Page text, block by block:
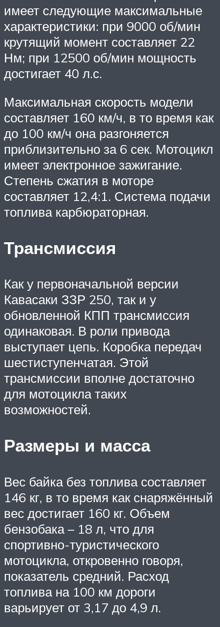
имеет следующие максимальные
характеристики: при 9000 об/мин
крутящий момент составляет 22
Нм; при 12500 об/мин мощность
достигает 40 л.с.
Максимальная скорость модели
составляет 160 км/ч, в то время как
до 100 км/ч она разгоняется
приблизительно за 6 сек. Мотоцикл
имеет электронное зажигание.
Степень сжатия в моторе
составляет 12,4:1. Система подачи
топлива карбюраторная.
Трансмиссия
Как у первоначальной версии
Кавасаки ЗЗР 250, так и у
обновленной КПП трансмиссия
одинаковая. В роли привода
выступает цепь. Коробка передач
шестиступенчатая. Этой
трансмиссии вполне достаточно
для мотоцикла таких
возможностей.
Размеры и масса
Вес байка без топлива составляет
146 кг, в то время как снаряжённый
вес достигает 160 кг. Объем
бензобака – 18 л, что для
спортивно-туристического
мотоцикла, откровенно говоря,
показатель средний. Расход
топлива на 100 км дороги
варьирует от 3,17 до 4,9 л.